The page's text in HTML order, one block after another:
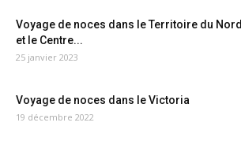
Voyage de noces dans le Territoire du Nord
et le Centre...
25 janvier 2023
Voyage de noces dans le Victoria
19 décembre 2022